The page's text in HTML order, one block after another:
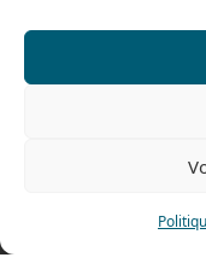
Fax: 0033 474 62 81
478 rue Alexandre